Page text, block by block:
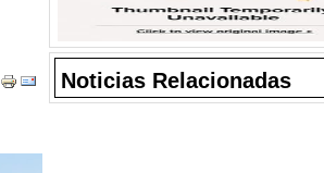
Noticias Relacionadas